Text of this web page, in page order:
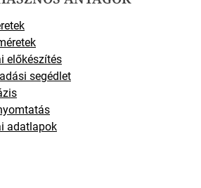
előkészítés
segédlet
adatlapok